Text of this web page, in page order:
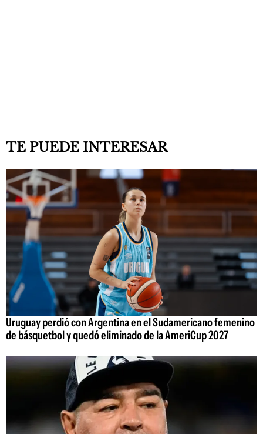
TE PUEDE INTERESAR
Uruguay perdió con Argentina en el Sudamericano femenino
de básquetbol y quedó eliminado de la AmeriCup 2027